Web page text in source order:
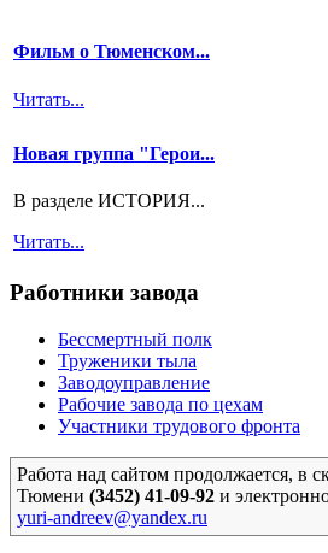
Фильм о Тюменском...
Читать...
Новая группа "Герои...
В разделе ИСТОРИЯ...
Читать...
Работники завода
Бессмертный полк
Труженики тыла
Заводоуправление
Рабочие завода по цехам
Участники трудового фронта
Работа над сайтом продолжается, в
Тюмени (3452) 41-09-92 и
yuri-andreev@yandex.ru